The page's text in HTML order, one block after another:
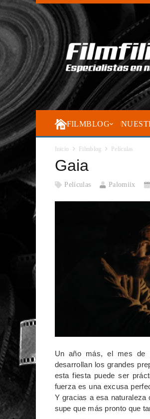
FILMBLOG
Inicio Filmblog Películas
Gaia
Películas Palomiix
Un año más, el mes de
desarrollan los grandes
esta fiesta puede ser
fuerza es una excusa
Y gracias a esa naturaleza
supe que más pronto que